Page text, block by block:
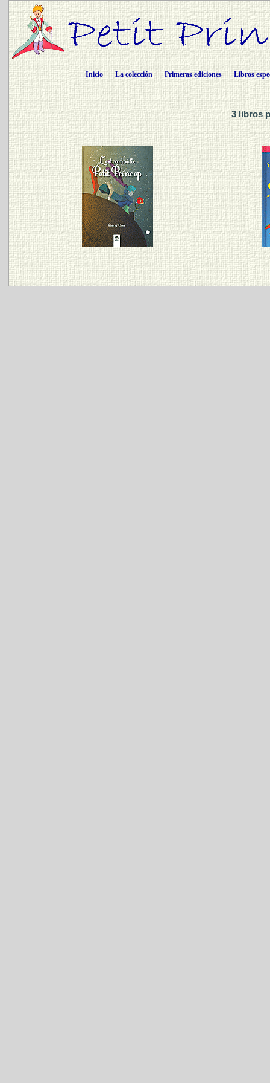
Inicio La colección Primeras ediciones Libros
3 libros